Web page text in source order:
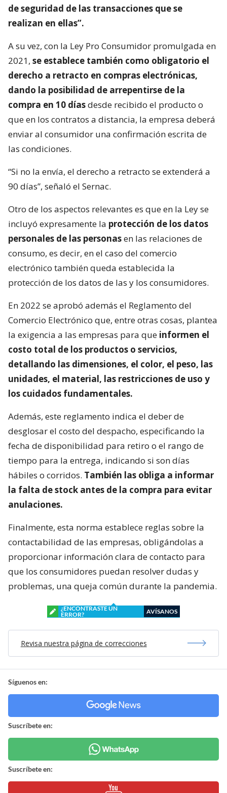
de seguridad de las transacciones que se
realizan en ellas”.
A su vez, con la Ley Pro Consumidor promulgada en
2021, se establece también como obligatorio el
derecho a retracto en compras electrónicas,
dando la posibilidad de arrepentirse de la
compra en 10 díasdesde recibido el producto o
que en los contratos a distancia, la empresa deberá
enviar al consumidor una confirmación escrita de
las condiciones.
“Si no la envía, el derecho a retracto se extenderá a
90 días”, señaló el Sernac.
Otro de los aspectos relevantes es que en la Ley se
incluyó expresamente la protección de los datos
personales de las personasen las relaciones de
consumo, es decir, en el caso del comercio
electrónico también queda establecida la
protección de los datos de las y los consumidores.
En 2022 se aprobó además el Reglamento del
Comercio Electrónico que, entre otras cosas, plantea
la exigencia a las empresas para que informen el
costo total de los productos o servicios,
detallando las dimensiones, el color, el peso, las
unidades, el material, las restricciones de uso y
los cuidados fundamentales.
Además, este reglamento indica el deber de
desglosar el costo del despacho, especificando la
fecha de disponibilidad para retiro o el rango de
tiempo para la entrega, indicando si son días
hábiles o corridos. También las obliga a informar
la falta de stock antes de la compra para evitar
anulaciones.
Finalmente, esta norma establece reglas sobre la
contactabilidad de las empresas, obligándolas a
proporcionar información clara de contacto para
que los consumidores puedan resolver dudas y
problemas, una queja común durante la pandemia.
¿ENCONTRASTE UN
ERROR?
AVÍSANOS
Revisa nuestra página de correcciones
Síguenos en:
Suscríbete en:
Suscríbete en: